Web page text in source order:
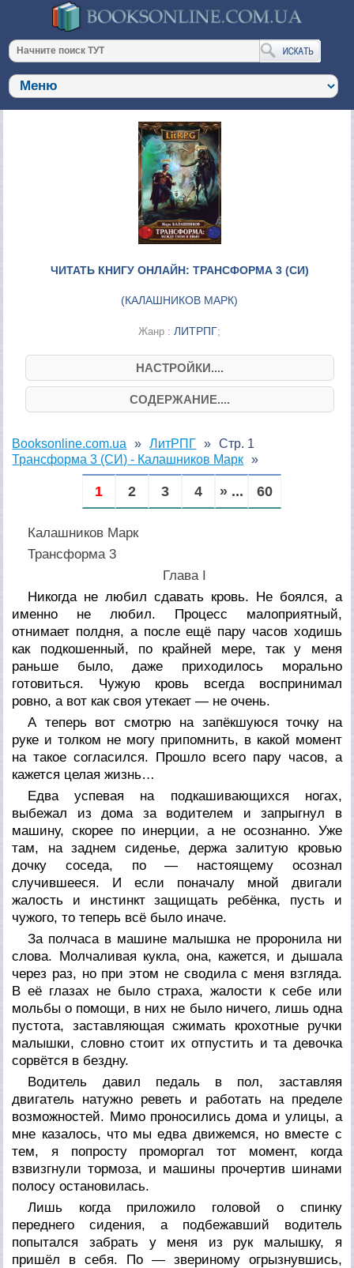
ЧИТАТЬ КНИГУ ОНЛАЙН: ТРАНСФОРМА 3 (СИ)
(КАЛАШНИКОВ МАРК)
Жанр :ЛИТРПГ;
НАСТРОЙКИ....
СОДЕРЖАНИЕ....
Booksonline.com.ua
ЛитРПГ
Трансформа 3 (СИ) - Калашников Марк
Стр. 1
1 2 3 4 » ... 60
Калашников Марк
Трансформа 3
Глава I
Никогда не любил сдавать кровь. Не боялся, а
именно не любил. Процесс малоприятный,
отнимает полдня, а после ещё пару часов ходишь
как подкошенный, по крайней мере, так у меня
раньше было, даже приходилось морально
готовиться. Чужую кровь всегда воспринимал
ровно, а вот как своя утекает — не очень.
А теперь вот смотрю на запёкшуюся точку на
руке и толком не могу припомнить, в какой момент
на такое согласился. Прошло всего пару часов, а
кажется целая жизнь…
Едва успевая на подкашивающихся ногах,
выбежал из дома за водителем и запрыгнул в
машину, скорее по инерции, а не осознанно. Уже
там, на заднем сиденье, держа залитую кровью
дочку соседа, по — настоящему осознал
случившееся. И если поначалу мной двигали
жалость и инстинкт защищать ребёнка, пусть и
чужого, то теперь всё было иначе.
За полчаса в машине малышка не проронила ни
слова. Молчаливая кукла, она, кажется, и дышала
через раз, но при этом не сводила с меня взгляда.
В её глазах не было страха, жалости к себе или
мольбы о помощи, в них не было ничего, лишь одна
пустота, заставляющая сжимать крохотные ручки
малышки, словно стоит их отпустить и та девочка
сорвётся в бездну.
Водитель давил педаль в пол, заставляя
двигатель натужно реветь и работать на пределе
возможностей. Мимо проносились дома и улицы, а
мне казалось, что мы едва движемся, но вместе с
тем, я попросту проморгал тот момент, когда
взвизгнули тормоза, и машины прочертив шинами
полосу остановилась.
Лишь когда приложило головой о спинку
переднего сидения, а подбежавший водитель
попытался забрать у меня из рук малышку, я
пришёл в себя. По — звериному огрызнувшись,